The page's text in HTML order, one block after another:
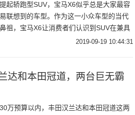
提起轿跑型SUV，宝马X6似乎总是大家最容
易联想到的车型。作为这一小众车型的当代
鼻祖，宝马X6让消费者们认识到SUV在兼具
空间的同时也可以拥有运动的车身造型。不
2019-09-19 10:44:31
达和本田冠道，两台巨无霸
30万预算以内，丰田汉兰达和本田冠道这两